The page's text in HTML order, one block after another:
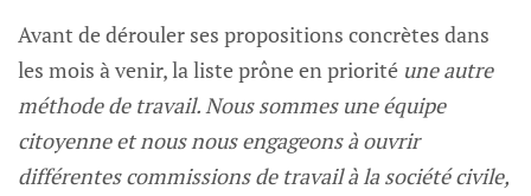
Avant de dérouler ses propositions concrètes dans
les mois à venir, la liste prône en priorité une autre
méthode de travail. Nous sommes une équipe
citoyenne et nous nous engageons à ouvrir
différentes commissions de travail à la société civile,